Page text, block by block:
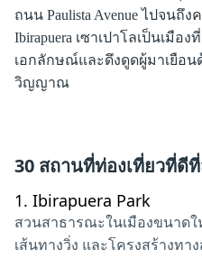
ถนน Paulista Avenue ไปจนถึ
Ibirapuera เซาเปาโลเป็นเมื
เอกลักษณ์และดึงดูดผู้มาเยือ
วิญญาณ
30 สถานที่ท่องเที่ยวที่ดี
1. Ibirapuera Park
สวนสาธารณะในเมืองขนาด
เส้นทางวิ่ง และโครงสร้างทา